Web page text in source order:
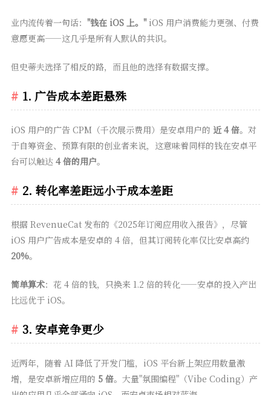
业内流传着一句话： "钱在 iOS 上。"iOS 用户消费能力更强、付费
意愿更高——这几乎是所有人默认的共识。
但史蒂夫选择了相反的路，而且他的选择有数据支撑。
1. 广告成本差距悬殊
iOS 用户的广告 CPM（千次展示费用）是安卓用户的 近 4 倍。对
于自筹资金、预算有限的创业者来说，这意味着同样的钱在安卓平
台可以触达 4 倍的用户。
2. 转化率差距远小于成本差距
根据 RevenueCat 发布的《2025年订阅应用收入报告》，尽管
iOS 用户广告成本是安卓的 4 倍，但其订阅转化率仅比安卓高约
20%。
简单算术：花 4 倍的钱，只换来 1.2 倍的转化——安卓的投入产出
比远优于 iOS。
3. 安卓竞争更少
近两年，随着 AI 降低了开发门槛，iOS 平台新上架应用数量激
增，是安卓新增应用的 5 倍。大量"氛围编程"（Vibe Coding）产